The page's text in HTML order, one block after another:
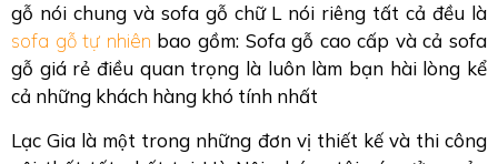
gỗ nói chung và sofa gỗ chữ L nói riêng tất cả đều là
sofa gỗ tự nhiên bao gồm: Sofa gỗ cao cấp và cả sofa
gỗ giá rẻ điều quan trọng là luôn làm bạn hài lòng kể
cả những khách hàng khó tính nhất
Lạc Gia là một trong những đơn vị thiết kế và thi công